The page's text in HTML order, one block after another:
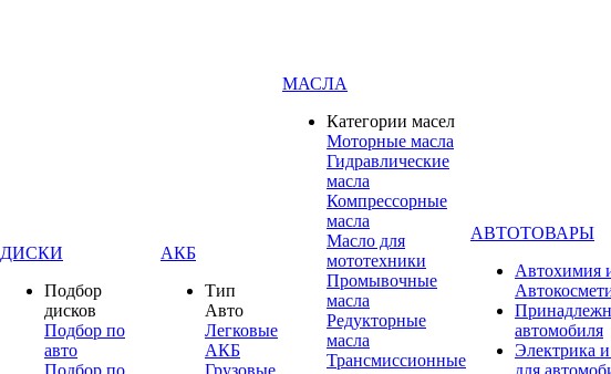
ДИСКИ
Подбор
дисков
Подбор по
авто
Подбор по
АКБ
Тип
Авто
Легковые
АКБ
Грузовые
МАСЛА
Категории масел
Моторные масла
Гидравлические
масла
Компрессорные
масла
Масло для
мототехники
Промывочные
масла
Редукторные
масла
Трансмиссионные
АВТОТОВАРЫ
Автохимия
автомобиля
Электрика
для